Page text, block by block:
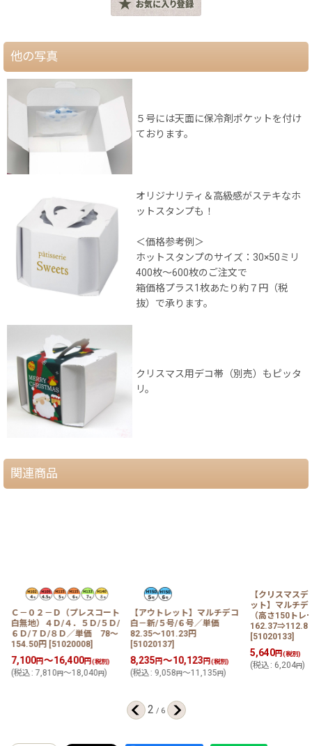
他の写真
５号には天面に保冷剤ポケットを付け
ております。
オリジナリティ＆高級感がステキなホ
ットスタンプも！
＜価格参考例＞
ホットスタンプのサイズ：30×50ミリ
400枚〜600枚のご注文で
箱価格プラス1枚あたり約７円（税
抜）で承ります。
クリスマス用デコ帯（別売）もピッタ
リ。
関連商品
Ｃ－０２－Ｄ（プレスコート
白無地）４Ｄ/４．５Ｄ/５Ｄ/
６Ｄ/７Ｄ/８Ｄ／単価 78〜
154.50円 [51020008]
7,100円～16,400円(税別)
(税込: 7,810円～18,040円)
【アウトレット】マルチデコ
白－新/５号/６号／単価
82.35〜101.23円
[51020137]
8,235円～10,123円(税別)
(税込: 9,058円～11,135円)
【クリスマス
ット】マルチデ
（高さ150トレ
[51020133]
5,640円(税別)
(税込 : 6,204円)
2 / 6